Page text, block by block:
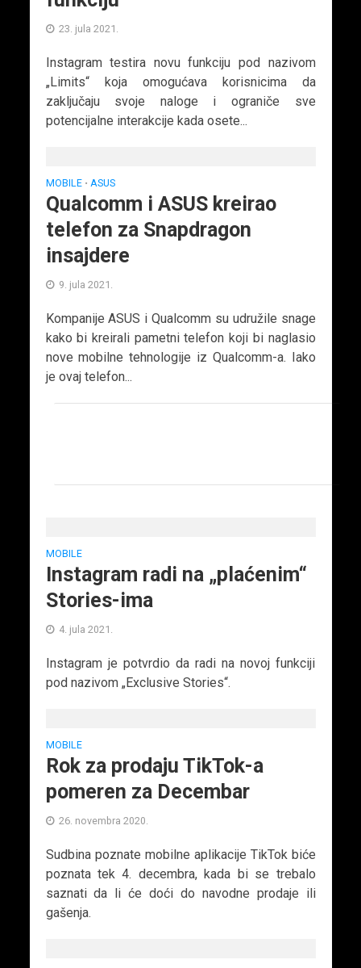
23. jula 2021.
Instagram testira novu funkciju pod nazivom
„Limits“ koja omogućava korisnicima da
zaključaju svoje naloge i ograniče sve
potencijalne interakcije kada osete...
MOBILE • ASUS
Qualcomm i ASUS kreirao
telefon za Snapdragon
insajdere
9. jula 2021.
Kompanije ASUS i Qualcomm su udružile snage
kako bi kreirali pametni telefon koji bi naglasio
nove mobilne tehnologije iz Qualcomm-a. Iako
je ovaj telefon...
MOBILE
Instagram radi na „plaćenim“
Stories-ima
4. jula 2021.
Instagram je potvrdio da radi na novoj funkciji
pod nazivom „Exclusive Stories“.
MOBILE
Rok za prodaju TikTok-a
pomeren za Decembar
26. novembra 2020.
Sudbina poznate mobilne aplikacije TikTok biće
poznata tek 4. decembra, kada bi se trebalo
saznati da li će doći do navodne prodaje ili
gašenja.